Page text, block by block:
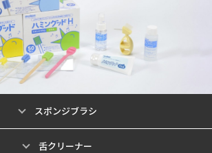
スポンジブラシ
舌クリーナー